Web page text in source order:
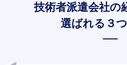
技術者派遣会社の
選ばれる３